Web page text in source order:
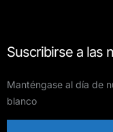
Suscribirse a las
Manténgase al día de
blanco